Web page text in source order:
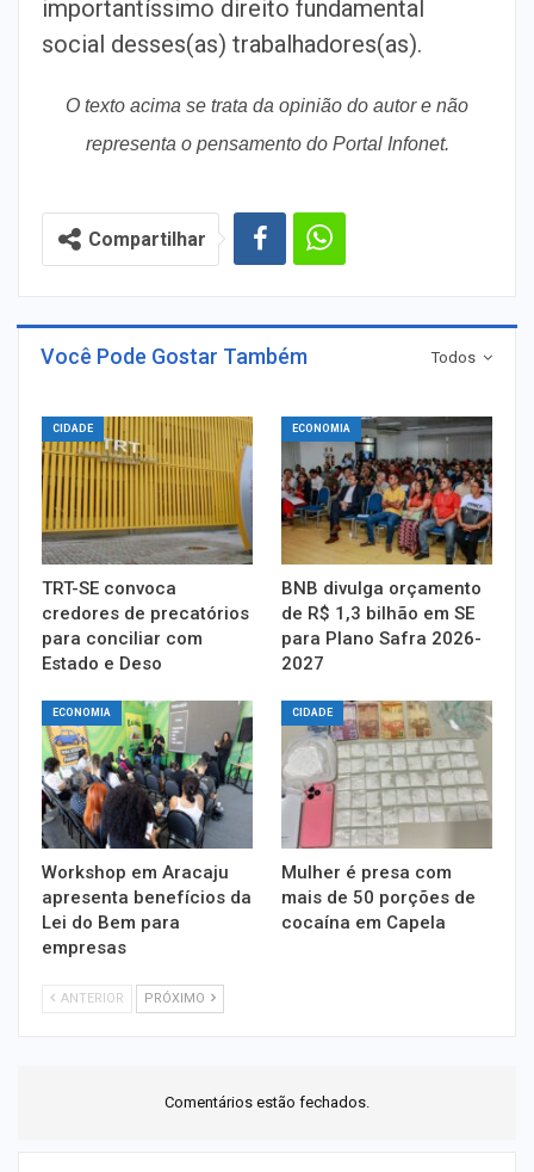
importantíssimo direito fundamental
social desses(as) trabalhadores(as).
O texto acima se trata da opinião do autor e não
representa o pensamento do Portal Infonet.
Compartilhar
Todos
Você Pode Gostar Também
CIDADE
TRT-SE convoca
credores de precatórios
para conciliar com
Estado e Deso
ECONOMIA
BNB divulga orçamento
de R$ 1,3 bilhão em SE
para Plano Safra 2026-
2027
ECONOMIA
Workshop em Aracaju
apresenta benefícios da
Lei do Bem para
empresas
CIDADE
Mulher é presa com
mais de 50 porções de
cocaína em Capela
ANTERIOR PRÓXIMO
Comentários estão fechados.